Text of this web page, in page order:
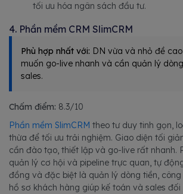
tối ưu hóa ngân sách đầu tư.
4. Phần mềm CRM SlimCRM
Phù hợp nhất với: DN vừa và nhỏ đề
muốn go-live nhanh và cần quản lý
sales.
Chấm điểm: 8.3/10
Phần mềm SlimCRM theo tư duy tinh gọn,
thừa để tối ưu trải nghiệm. Giao diện tối
cần đào tạo, thiết lập và go-live rất nhanh.
quản lý cơ hội và pipeline trực quan, tự
đồng và đặc biệt là quản lý dòng tiền,
hồ sơ khách hàng giúp kế toán và sales